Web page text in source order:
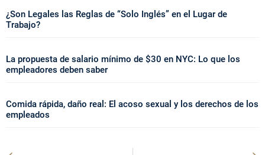
¿Son Legales las Reglas de “Solo Inglés” en el Lugar de
Trabajo?
La propuesta de salario mínimo de $30 en NYC: Lo que los
empleadores deben saber
Comida rápida, daño real: El acoso sexual y los derechos de los
empleados